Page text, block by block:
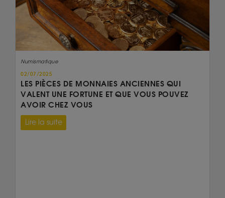
Numismatique
02/07/2025
LES PIÈCES DE MONNAIES ANCIENNES QUI
VALENT UNE FORTUNE ET QUE VOUS POUVEZ
AVOIR CHEZ VOUS
Lire la suite